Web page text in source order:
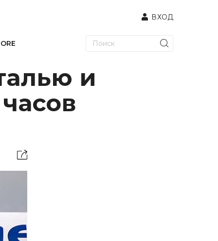
ВХОД
и